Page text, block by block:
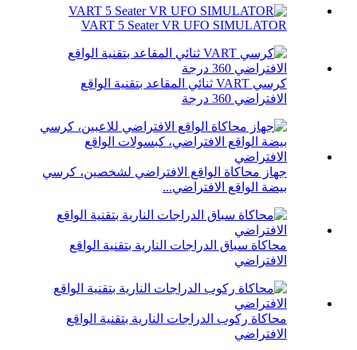
VART 5 Seater VR UFO SIMULATOR
كرسي VART ثنائي المقاعد بتقنية الواقع
الافتراضي 360 درجة
جهاز محاكاة الواقع الافتراضي لشخصين، كرسي
بيضة الواقع الافتراضي...
محاكاة سباق الدراجات النارية بتقنية الواقع
الافتراضي
محاكاة ركوب الدراجات النارية بتقنية الواقع
الافتراضي